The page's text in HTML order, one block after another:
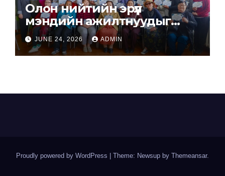
Олон нийтийн эрүүл
мэндийн ажилтнуудыг
бэлтгэлээ.
JUNE 24, 2026 ADMIN
Proudly powered by WordPress Theme: Newsup by Themeansar.